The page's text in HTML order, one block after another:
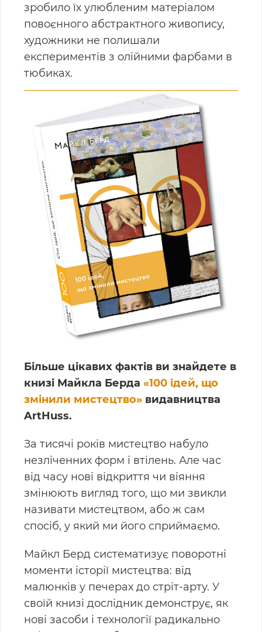
зробило їх улюбленим матеріалом
повоєнного абстрактного живопису,
художники не полишали
експериментів з олійними фарбами в
тюбиках.
Більше цікавих фактів ви знайдете в
книзі Майкла Берда «100 ідей, що
змінили мистецтво» видавництва
ArtHuss.
За тисячі років мистецтво набуло
незліченних форм і втілень. Але час
від часу нові відкриття чи віяння
змінюють вигляд того, що ми звикли
називати мистецтвом, або ж сам
спосіб, у який ми його сприймаємо.
Майкл Берд систематизує поворотні
моменти історії мистецтва: від
малюнків у печерах до стріт-арту. У
своїй книзі дослідник демонструє, як
нові засоби і технології радикально